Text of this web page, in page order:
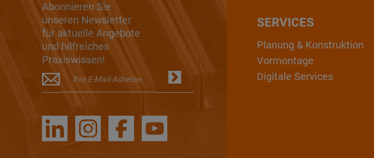
Abonnieren Sie
unseren Newsletter
für aktuelle Angebote
und hilfreiches
Praxiswissen!
SERVICES
Planung & Konstruktion
Vormontage
Digitale Services